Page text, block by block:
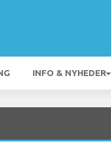
INFO & NYHEDER